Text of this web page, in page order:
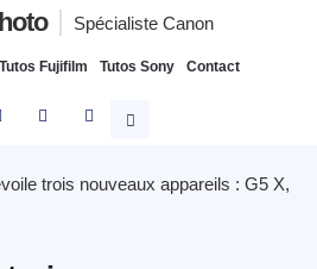
Spécialiste Canon
Tutos Fujifilm Tutos Sony Contact
trois nouveaux appareils : G5 X,